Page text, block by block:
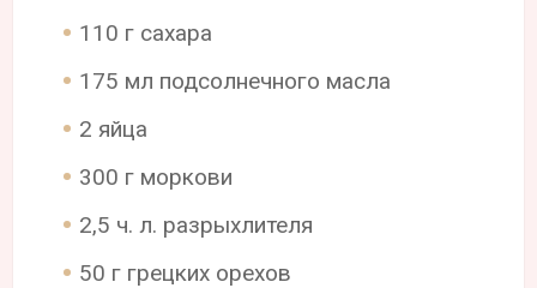
110 г сахара
175 мл подсолнечного масла
2 яйца
300 г моркови
2,5 ч. л. разрыхлителя
50 г грецких орехов